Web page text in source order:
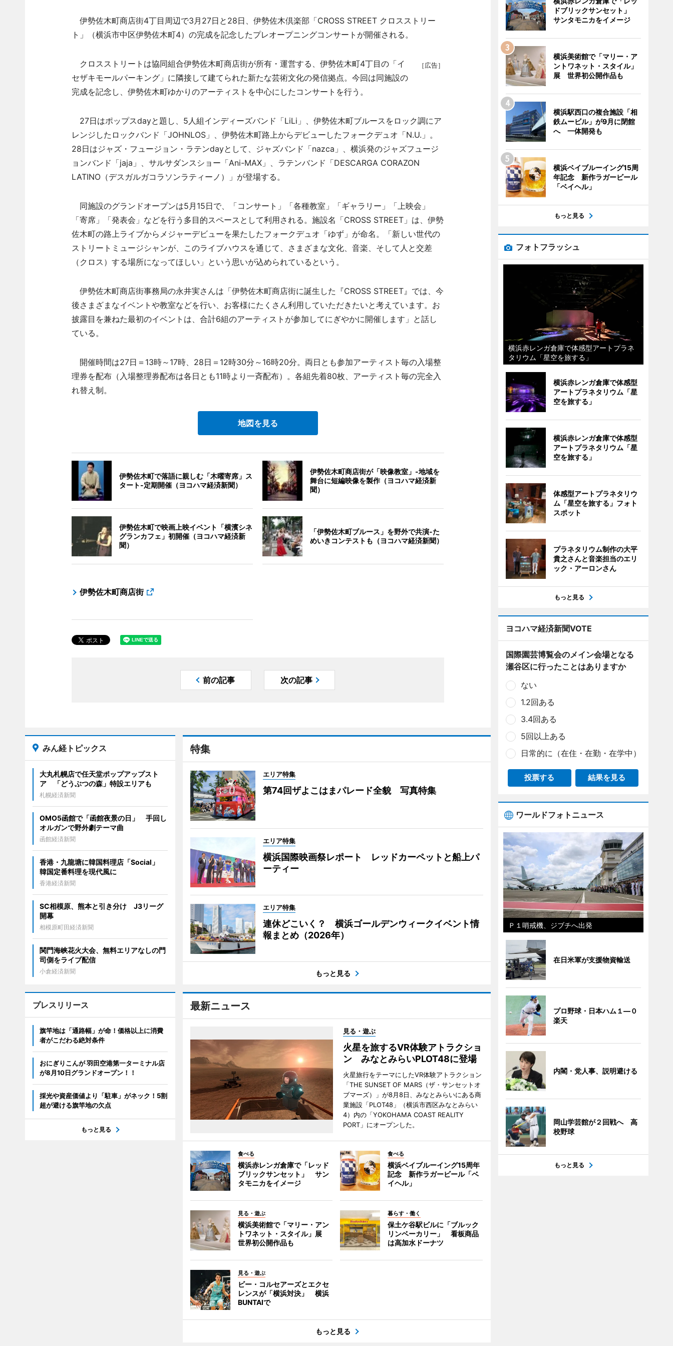
伊勢佐木町商店街4丁目周辺で3月27日と28日、伊勢佐木倶楽部「CROSS STREET クロスストリー
ト」（横浜市中区伊勢佐木町4）の完成を記念したプレオープニングコンサートが開催される。
［広告］
クロスストリートは協同組合伊勢佐木町商店街が所有・運営する、伊勢佐木町4丁目の「イ
セザキモールパーキング」に隣接して建てられた新たな芸術文化の発信拠点。今回は同施設の
完成を記念し、伊勢佐木町ゆかりのアーティストを中心にしたコンサートを行う。
27日はポップスdayと題し、5人組インディーズバンド「LiLi」、伊勢佐木町ブルースをロック調にア
レンジしたロックバンド「JOHNLOS」、伊勢佐木町路上からデビューしたフォークデュオ「N.U.」。
28日はジャズ・フュージョン・ラテンdayとして、ジャズバンド「nazca」、横浜発のジャズフュージ
ョンバンド「jaja」、サルサダンスショー「Ani-MAX」、ラテンバンド「DESCARGA CORAZON
LATINO（デスガルガコラソンラティーノ）」が登場する。
同施設のグランドオープンは5月15日で、「コンサート」「各種教室」「ギャラリー」「上映会」
「寄席」「発表会」などを行う多目的スペースとして利用される。施設名「CROSS STREET」は、伊勢
佐木町の路上ライブからメジャーデビューを果たしたフォークデュオ「ゆず」が命名。「新しい世代の
ストリートミュージシャンが、このライブハウスを通じて、さまざまな文化、音楽、そして人と交差
（クロス）する場所になってほしい」という思いが込められているという。
伊勢佐木町商店街事務局の永井実さんは「伊勢佐木町商店街に誕生した『CROSS STREET』では、今
後さまざまなイベントや教室などを行い、お客様にたくさん利用していただきたいと考えています。お
披露目を兼ねた最初のイベントは、合計6組のアーティストが参加してにぎやかに開催します」と話し
ている。
開催時間は27日＝13時～17時、28日＝12時30分～16時20分。両日とも参加アーティスト毎の入場整
理券を配布（入場整理券配布は各日とも11時より一斉配布）。各組先着80枚、アーティスト毎の完全入
れ替え制。
地図を見る
伊勢佐木町で落語に親しむ「木曜寄席」ス
タート-定期開催（ヨコハマ経済新聞）
伊勢佐木町商店街が「映像教室」-地域を
舞台に短編映像を製作（ヨコハマ経済新
聞）
伊勢佐木町で映画上映イベント「横濱シネ
グランカフェ」初開催（ヨコハマ経済新
聞）
「伊勢佐木町ブルース」を野外で共演-た
めいきコンテストも（ヨコハマ経済新聞）
伊勢佐木町商店街
前の記事 次の記事
特集
エリア特集
第74回ザよこはまパレード全貌 写真特集
エリア特集
横浜国際映画祭レポート レッドカーペットと船上パ
ーティー
エリア特集
連休どこいく？ 横浜ゴールデンウィークイベント情
報まとめ（2026年）
もっと見る
最新ニュース
見る・遊ぶ
火星を旅するVR体験アトラクショ
ン みなとみらいPLOT48に登場
火星旅行をテーマにしたVR体験アトラクション
「THE SUNSET OF MARS（ザ・サンセットオ
ブマーズ）」が8月8日、みなとみらいにある商
業施設「PLOT48」（横浜市西区みなとみらい
4）内の「YOKOHAMA COAST REALITY
PORT」にオープンした。
食べる
横浜赤レンガ倉庫で「レッド
ブリックサンセット」 サン
タモニカをイメージ
食べる
横浜ベイブルーイング15周年
記念 新作ラガービール「ベ
イヘル」
見る・遊ぶ
横浜美術館で「マリー・アン
トワネット・スタイル」展
世界初公開作品も
暮らす・働く
保土ケ谷駅ビルに「ブルック
リンベーカリー」 看板商品
は高加水ドーナツ
見る・遊ぶ
ビー・コルセアーズとエクセ
レンスが「横浜対決」 横浜
BUNTAIで
もっと見る
みん経トピックス
大丸札幌店で任天堂ポップアップスト
ア 「どうぶつの森」特設エリアも
札幌経済新聞
OMO5函館で「函館夜景の日」 手回し
オルガンで野外劇テーマ曲
函館経済新聞
香港・九龍塘に韓国料理店「Social」
韓国定番料理を現代風に
香港経済新聞
SC相模原、熊本と引き分け J3リーグ
開幕
相模原町田経済新聞
関門海峡花火大会、無料エリアなしの門
司側をライブ配信
小倉経済新聞
プレスリリース
旗竿地は「通路幅」が命！価格以上に消費
者がこだわる絶対条件
おにぎりこんが 羽田空港第一ターミナル店
が8月10日グランドオープン！！
採光や資産価値より「駐車」がネック！5割
超が避ける旗竿地の欠点
もっと見る
ドブリックサンセット」
サンタモニカをイメージ
横浜美術館で「マリー・ア
ントワネット・スタイル」
展 世界初公開作品も
横浜駅西口の複合施設「相
鉄ムービル」が9月に閉館
へ 一体開発も
横浜ベイブルーイング15周
年記念 新作ラガービール
「ベイヘル」
もっと見る
フォトフラッシュ
横浜赤レンガ倉庫で体感型アートプラネ
タリウム「星空を旅する」
横浜赤レンガ倉庫で体感型
アートプラネタリウム「星
空を旅する」
横浜赤レンガ倉庫で体感型
アートプラネタリウム「星
空を旅する」
体感型アートプラネタリウ
ム「星空を旅する」フォト
スポット
プラネタリウム制作の大平
貴之さんと音楽担当のエリ
ック・アーロンさん
もっと見る
ヨコハマ経済新聞VOTE
国際園芸博覧会のメイン会場となる
瀬谷区に行ったことはありますか
ない
1.2回ある
3.4回ある
5回以上ある
日常的に（在住・在勤・在学中）
投票する 結果を見る
ワールドフォトニュース
Ｐ１哨戒機、ジブチへ出発
在日米軍が支援物資輸送
プロ野球・日本ハム１―０
楽天
内閣・党人事、説明避ける
岡山学芸館が２回戦へ 高
校野球
もっと見る